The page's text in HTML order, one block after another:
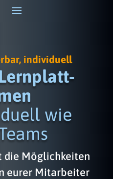
individuell
wie
die Möglichkeiten
eurer Mitarbeiter